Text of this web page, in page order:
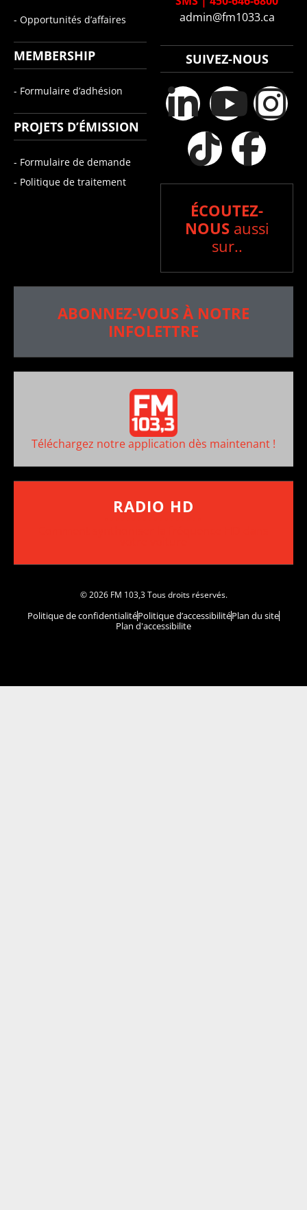
- Opportunités d’affaires
MEMBERSHIP
- Formulaire d’adhésion
PROJETS D’ÉMISSION
- Formulaire de demande
- Politique de traitement
admin@fm1033.ca
SUIVEZ-NOUS
ÉCOUTEZ-
NOUS aussi
sur..
ABONNEZ-VOUS À NOTRE
INFOLETTRE
Téléchargez notre application dès maintenant !
RADIO HD
© 2026 FM 103,3 Tous droits réservés.
Politique de confidentialitéPolitique d’accessibilitéPlan du site
Plan d'accessibilite